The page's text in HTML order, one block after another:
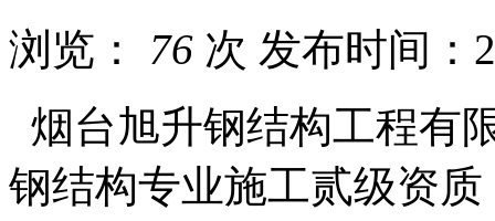
浏览： 76 次 发布时间：
烟台旭升钢结构工程有
钢结构专业施工贰级资